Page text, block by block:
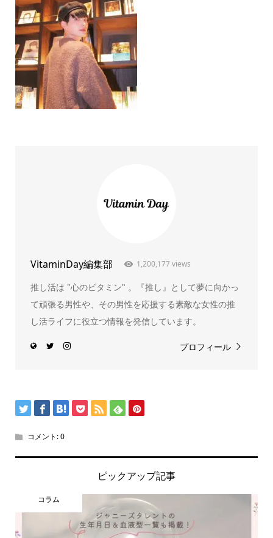
VitaminDay編集部 1,200,177 views
推し活は "心のビタミン" 。『推し』として夢に向かっ
て頑張る男性や、その男性を応援する素敵な女性の推
し活ライフに役立つ情報を発信しています。
プロフィール
コメント:0
ピックアップ記事
コラム